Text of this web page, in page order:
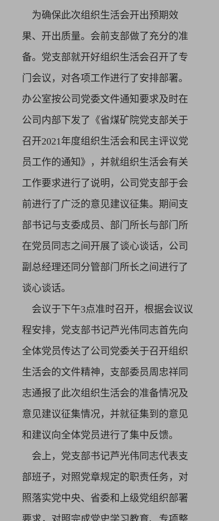
为确保此次组织生活会开出预期效
果、开出质量。会前支部做了充分的准
备。党支部就开好组织生活会召开了专
门会议，对各项工作进行了安排部署。
办公室按公司党委文件通知要求及时在
公司内部下发了《省煤矿院党支部关于
召开2021年度组织生活会和民主评议党
员工作的通知》，并就组织生活会有关
工作要求进行了说明，公司党支部于会
前进行了广泛的意见建议征集。期间支
部书记与支委成员、部门所长与部门所
在党员同志之间开展了谈心谈话，公司
副总经理还同分管部门所长之间进行了
谈心谈话。
会议于下午3点准时召开，根据会议议
程安排，党支部书记芦光伟同志首先向
全体党员传达了公司党委关于召开组织
生活会的文件精神，支部委员周忠祥同
志通报了此次组织生活会的准备情况及
意见建议征集情况，并就征集到的意见
和建议向全体党员进行了集中反馈。
会上，党支部书记芦光伟同志代表支
部班子，对照党章规定的职责任务，对
照落实党中央、省委和上级党组织部署